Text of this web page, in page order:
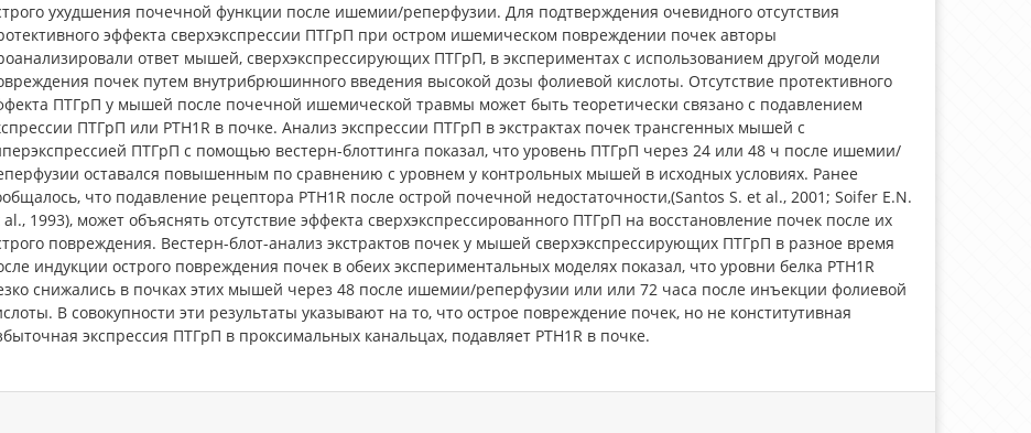
ухудшения почечной функции после ишемии/реперфузии. Для подтверждения очевидного отсутствия
эффекта сверхэкспрессии ПТГрП при остром ишемическом повреждении почек авторы
ответ мышей, сверхэкспрессирующих ПТГрП, в экспериментах с использованием другой модели
почек путем внутрибрюшинного введения высокой дозы фолиевой кислоты. Отсутствие протективного
ПТГрП у мышей после почечной ишемической травмы может быть теоретически связано с подавлением
ПТГрП или PTH1R в почке. Анализ экспрессии ПТГрП в экстрактах почек трансгенных мышей с
ПТГрП с помощью вестерн-блоттинга показал, что уровень ПТГрП через 24 или 48 ч после ишемии/
оставался повышенным по сравнению с уровнем у контрольных мышей в исходных условиях. Ранее
что подавление рецептора PTH1R после острой почечной недостаточности,(Santos S. et al., 2001; Soifer E.N.
1993), может объяснять отсутствие эффекта сверхэкспрессированного ПТГрП на восстановление почек после их
повреждения. Вестерн-блот-анализ экстрактов почек у мышей сверхэкспрессирующих ПТГрП в разное время
индукции острого повреждения почек в обеих экспериментальных моделях показал, что уровни белка PTH1R
снижались в почках этих мышей через 48 после ишемии/реперфузии или или 72 часа после инъекции фолиевой
В совокупности эти результаты указывают на то, что острое повреждение почек, но не конститутивная
экспрессия ПТГрП в проксимальных канальцах, подавляет PTH1R в почке.